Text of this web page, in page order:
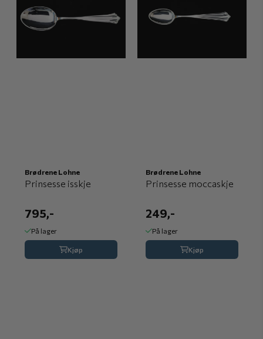
Brødrene Lohne
Prinsesse isskje
795,-
På lager
Kjøp
Brødrene Lohne
Prinsesse moccaskje
249,-
På lager
Kjøp